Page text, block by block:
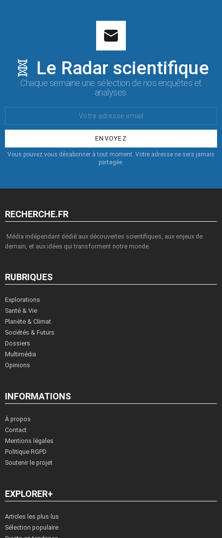
🧬 Le Radar scientifique
Chaque semaine une sélection de nos enquêtes et
analyses.
:
Vous pouvez vous désabonner à tout moment. Votre adresse ne sera jamais
partagée.
RECHERCHE.FR
Média indépendant dédié aux découvertes scientifiques, aux enjeux de
demain, et aux idées qui transforment notre monde.
RUBRIQUES
Explorations
Santé & Vie
Planète & Climat
Sociétés & Futurs
Dossiers
Multimédia
Opinions
INFORMATIONS
À propos
Contact
Mentions légales
Politique RGPD
Soutenir le projet
EXPLORER+
Articles les plus lus
Sélection populaire